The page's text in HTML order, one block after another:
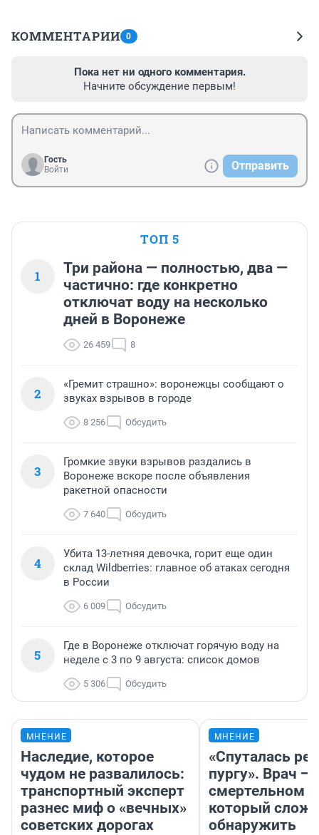
КОММЕНТАРИИ 0
Пока нет ни одного комментария.
Начните обсуждение первым!
Гость
Войти
Отправить
ТОП 5
1
Три района — полностью, два —
частично: где конкретно
отключат воду на несколько
дней в Воронеже
26 459 8
2
«Гремит страшно»: воронежцы сообщают о
звуках взрывов в городе
8 256 Обсудить
3
Громкие звуки взрывов раздались в
Воронеже вскоре после объявления
ракетной опасности
7 640 Обсудить
4
Убита 13-летняя девочка, горит еще один
склад Wildberries: главное об атаках сегодня
в России
6 009 Обсудить
5
Где в Воронеже отключат горячую воду на
неделе с 3 по 9 августа: список домов
5 306 Обсудить
МНЕНИЕ
Наследие, которое
чудом не развалилось:
транспортный эксперт
разнес миф о «вечных»
советских дорогах
МНЕНИЕ
«Спуталась
пургу». Врач —
смертельном
который
обнаружить